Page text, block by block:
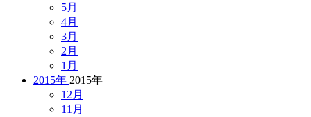
5月
4月
3月
2月
1月
2015年 2015年
12月
11月